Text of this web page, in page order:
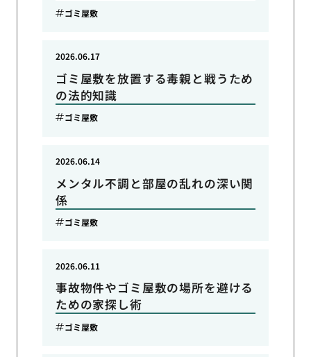
ゴミ屋敷
ゴミ屋敷を放置する毒親と戦うため
の法的知識
2026.06.17
ゴミ屋敷
メンタル不調と部屋の乱れの深い関
係
2026.06.14
ゴミ屋敷
事故物件やゴミ屋敷の場所を避ける
ための家探し術
2026.06.11
ゴミ屋敷